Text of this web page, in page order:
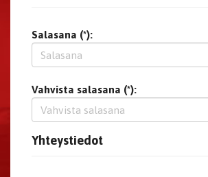
Salasana (*):
Vahvista salasana (*):
Yhteystiedot